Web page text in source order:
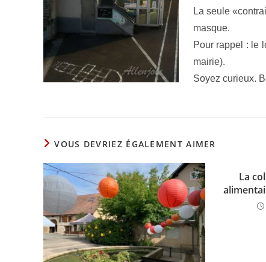
La seule
masque.
Pour rappel : le
mairie).
Soyez curieux.
VOUS DEVRIEZ ÉGALEMENT AIMER
La